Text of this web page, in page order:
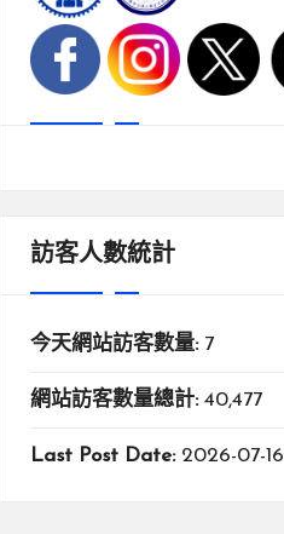
訪客人數統計
今天網站訪客數量: 7
網站訪客數量總計: 40,477
Last Post Date: 2026-07-16